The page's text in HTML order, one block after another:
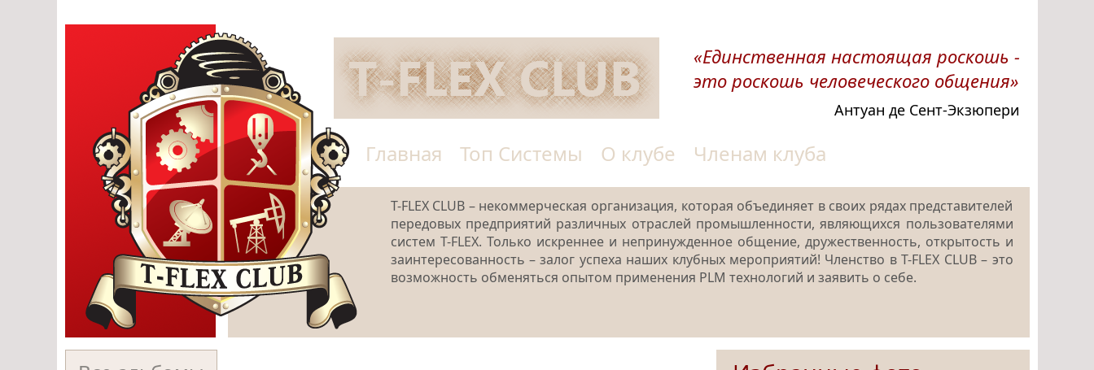
«Единственная настоящая роскошь -
это роскошь человеческого общения»
Антуан де Сент-Экзюпери
Главная Топ Системы О клубе Членам клуба
T-FLEX CLUB – некоммерческая организация, которая объединяет в своих рядах представителей
передовых предприятий различных отраслей промышленности, являющихся пользователями
систем T-FLEX. Только искреннее и непринужденное общение, дружественность, открытость и
заинтересованность – залог успеха наших клубных мероприятий! Членство в T-FLEX CLUB – это
возможность обменяться опытом применения PLM технологий и заявить о себе.